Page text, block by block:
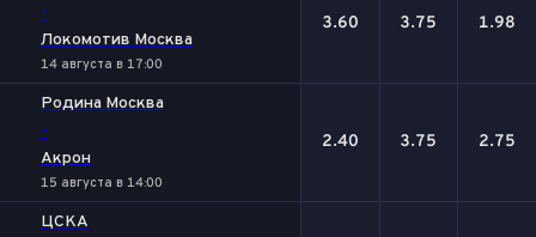
-
Локомотив Москва
14 августа в 17:00
3.60 3.75 1.98
Родина Москва
-
Акрон
15 августа в 14:00
2.40 3.75 2.75
ЦСКА